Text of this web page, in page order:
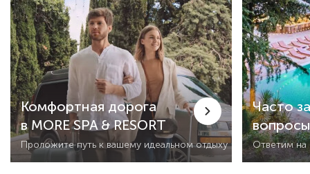
Комфортная дорога
в MORE SPA & RESORT
Проложите путь к вашему идеальном отдыху
Часто
вопросы
Ответим на